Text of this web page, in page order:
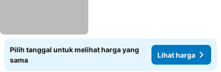
Pilih tanggal untuk melihat harga yang
sama
Lihat harga